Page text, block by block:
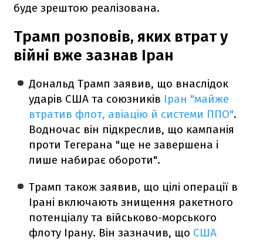
буде зрештою реалізована.
Трамп розповів, яких втрат у
війні вже зазнав Іран
Дональд Трамп заявив, що внаслідок
ударів США та союзників Іран "майже
втратив флот, авіацію й системи ППО".
Водночас він підкреслив, що кампанія
проти Тегерана "ще не завершена і
лише набирає обороти".
Трамп також заявив, що цілі операції в
Ірані включають знищення ракетного
потенціалу та військово-морського
флоту Ірану. Він зазначив, що США